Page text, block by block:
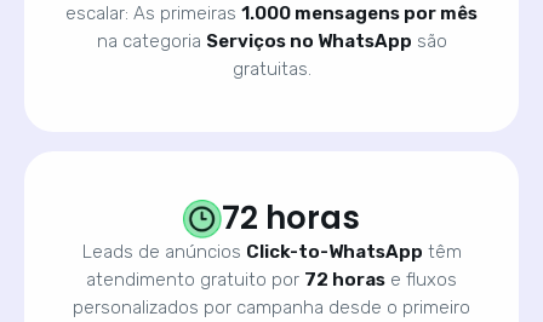
escalar: As primeiras 1.000 mensagens por mês
na categoria Serviços no WhatsApp são
gratuitas.
72 horas
Leads de anúncios Click-to-WhatsApp têm
atendimento gratuito por 72 horas e fluxos
personalizados por campanha desde o primeiro